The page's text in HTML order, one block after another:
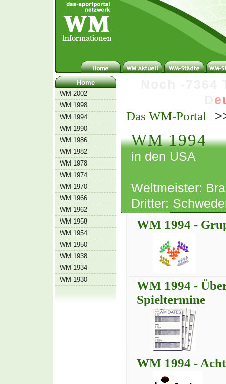
Home
WM 2002
WM 1998
WM 1994
WM 1990
WM 1986
WM 1982
WM 1978
WM 1974
WM 1970
WM 1966
WM 1962
WM 1958
WM 1954
WM 1950
WM 1938
WM 1934
WM 1930
e
Das WM-Portal
WM 1994
in den USA
Weltmeister:
Dritter:
WM 1994 -
WM 1994 -
Spieltermine
WM 1994 -